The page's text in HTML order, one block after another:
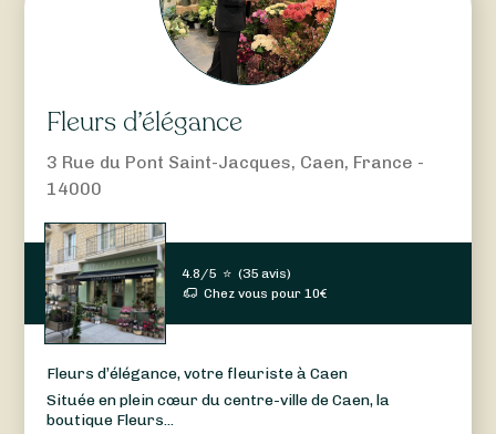
Fleurs d’élégance
3 Rue du Pont Saint-Jacques, Caen, France -
14000
4.8/5 ⭐ (35 avis)
Chez vous pour10€
Fleurs d’élégance, votre fleuriste à Caen
Située en plein cœur du centre-ville de Caen, la
boutique Fleurs...